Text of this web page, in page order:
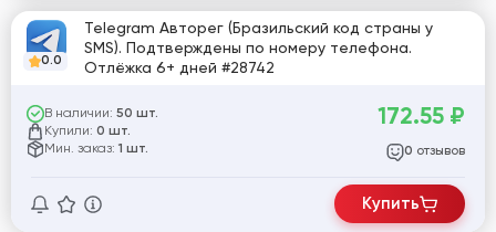
0.0
Telegram Авторег (Бразильский код страны у
SMS). Подтверждены по номеру телефона.
Отлёжка 6+ дней #28742
В наличии: 50 шт.
Купили: 0 шт.
Мин. заказ: 1 шт.
172.55 ₽
0 отзывов
Купить